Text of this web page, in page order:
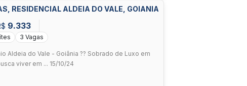
RESIDENCIAL ALDEIA DO VALE, GOIANIA
9.333
3 Vagas
Aldeia do Vale - Goiânia ?? Sobrado de Luxo em
viver em ... 15/10/24